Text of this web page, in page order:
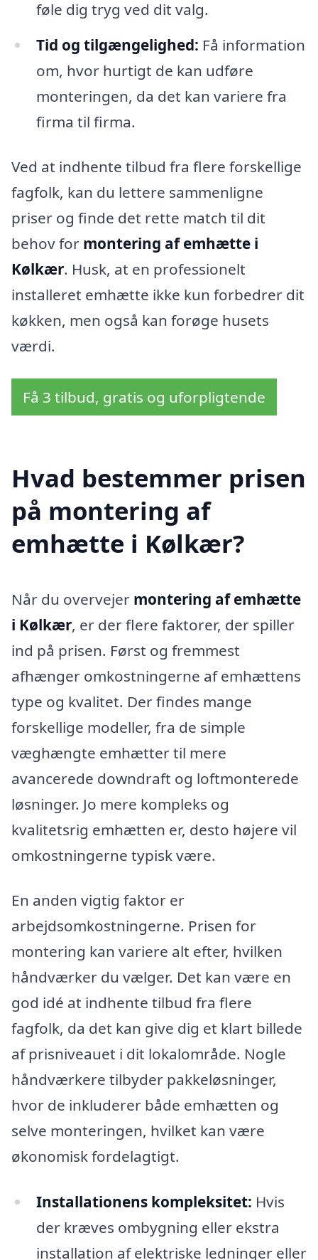
føle dig tryg ved dit valg.
Tid og tilgængelighed: Få information
om, hvor hurtigt de kan udføre
monteringen, da det kan variere fra
firma til firma.
Ved at indhente tilbud fra flere forskellige
fagfolk, kan du lettere sammenligne
priser og finde det rette match til dit
behov for montering af emhætte i
Kølkær. Husk, at en professionelt
installeret emhætte ikke kun forbedrer dit
køkken, men også kan forøge husets
værdi.
Få 3 tilbud, gratis og uforpligtende
Hvad bestemmer prisen
på montering af
emhætte i Kølkær?
Når du overvejer montering af emhætte
i Kølkær, er der flere faktorer, der spiller
ind på prisen. Først og fremmest
afhænger omkostningerne af emhættens
type og kvalitet. Der findes mange
forskellige modeller, fra de simple
væghængte emhætter til mere
avancerede downdraft og loftmonterede
løsninger. Jo mere kompleks og
kvalitetsrig emhætten er, desto højere vil
omkostningerne typisk være.
En anden vigtig faktor er
arbejdsomkostningerne. Prisen for
montering kan variere alt efter, hvilken
håndværker du vælger. Det kan være en
god idé at indhente tilbud fra flere
fagfolk, da det kan give dig et klart billede
af prisniveauet i dit lokalområde. Nogle
håndværkere tilbyder pakkeløsninger,
hvor de inkluderer både emhætten og
selve monteringen, hvilket kan være
økonomisk fordelagtigt.
Installationens kompleksitet: Hvis
der kræves ombygning eller ekstra
installation af elektriske ledninger eller